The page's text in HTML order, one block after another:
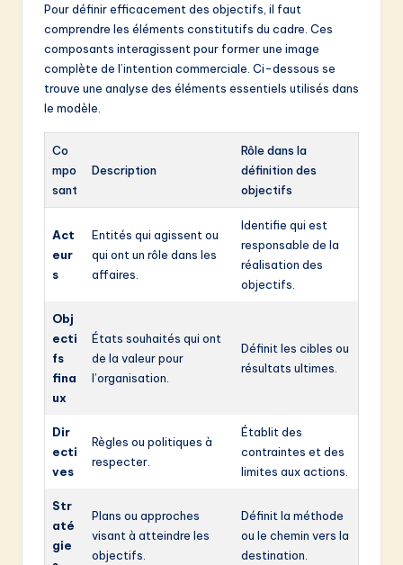
Pour définir efficacement des objectifs, il faut
comprendre les éléments constitutifs du cadre. Ces
composants interagissent pour former une image
complète de l’intention commerciale. Ci-dessous se
trouve une analyse des éléments essentiels utilisés dans
le modèle.
Co
mpo
sant
Description
Rôle dans la
définition des
objectifs
Act
eur
s
Entités qui agissent ou
qui ont un rôle dans les
affaires.
Identifie qui est
responsable de la
réalisation des
objectifs.
Obj
ecti
fs
fina
ux
États souhaités qui ont
de la valeur pour
l’organisation.
Définit les cibles ou
résultats ultimes.
Dir
ecti
ves
Règles ou politiques à
respecter.
Établit des
contraintes et des
limites aux actions.
Str
até
gie
Plans ou approches
visant à atteindre les
objectifs.
Définit la méthode
ou le chemin vers la
destination.